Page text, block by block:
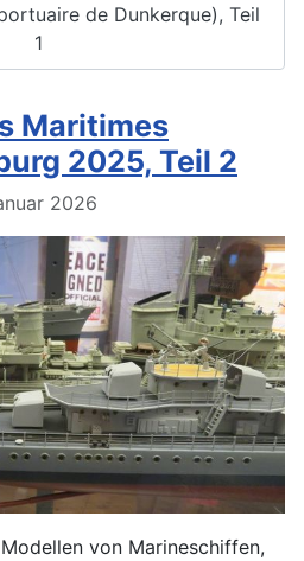
de Dunkerque), Teil
1
Maritimes
2025, Teil 2
2026
von Marineschiffen,